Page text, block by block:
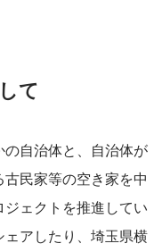
て
自治体と、自治体が
民家等の空き家を中
ェクトを推進してい
アしたり、埼玉県横